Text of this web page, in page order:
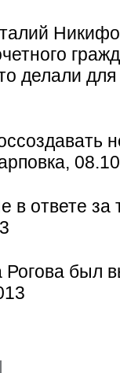
делали для
ответе за
Рогова был